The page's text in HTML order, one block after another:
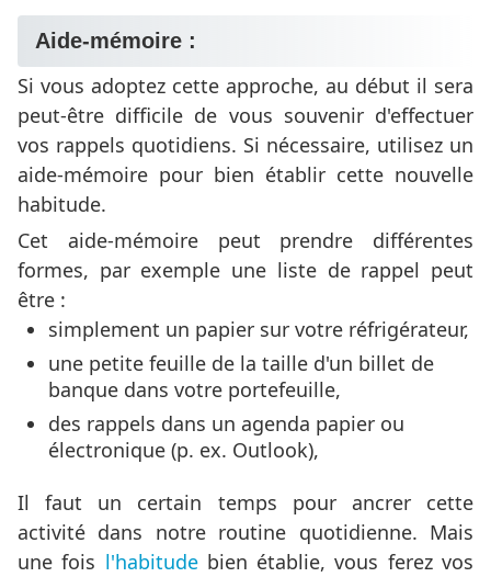
Aide-mémoire :
Si vous adoptez cette approche, au début il sera
peut-être difficile de vous souvenir d'effectuer
vos rappels quotidiens. Si nécessaire, utilisez un
aide-mémoire pour bien établir cette nouvelle
habitude.
Cet aide-mémoire peut prendre différentes
formes, par exemple une liste de rappel peut
être :
simplement un papier sur votre réfrigérateur,
une petite feuille de la taille d'un billet de
banque dans votre portefeuille,
des rappels dans un agenda papier ou
électronique (p. ex. Outlook),
Il faut un certain temps pour ancrer cette
activité dans notre routine quotidienne. Mais
une fois l'habitudebien établie, vous ferez vos